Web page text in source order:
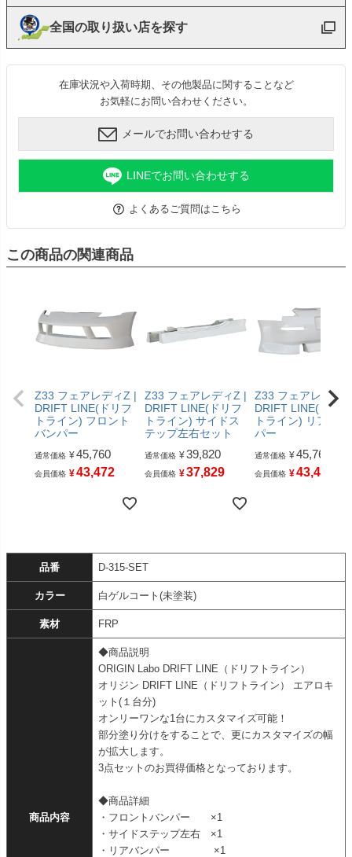
全国の取り扱い店を探す
在庫状況や入荷時期、その他製品に関することなど
お気軽にお問い合わせください。
メールでお問い合わせする
LINEでお問い合わせする
よくあるご質問はこちら
この商品の関連商品
Z33 フェアレディZ |
DRIFT LINE(ドリフ
トライン) フロント
バンパー
通常価格 ¥45,760
会員価格 ¥43,472
Z33 フェアレディZ |
DRIFT LINE(ドリフ
トライン) サイドス
テップ左右セット
通常価格 ¥39,820
会員価格 ¥37,829
Z33 フェアレディ
DRIFT LINE(ドリフ
トライン) リアバン
パー
通常価格 ¥45,760
会員価格 ¥43,472
品番 D-315-SET
カラー 白ゲルコート(未塗装)
素材 FRP
商品内容
◆商品説明
ORIGIN Labo DRIFT LINE（ドリフトライン）
オリジン DRIFT LINE（ドリフトライン） エアロキ
ット(１台分)
オンリーワンな1台にカスタマイズ可能！
部分塗り分けをすることで、更にカスタマイズの幅
が拡大します。
3点セットのお買得価格となっております。
◆商品詳細
・フロントバンパー ×1
・サイドステップ左右 ×1
・リアバンパー ×1